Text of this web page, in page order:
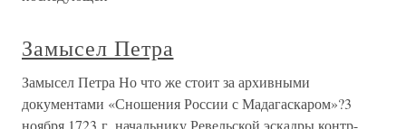
2. Замысел исследования Исходная гипотеза данного
исследования состоит в том, что первопричиной
возникшего в декабре 1533 г. кризиса власти явилась не
пресловутая «злокозненность» бояр, как это изображалось